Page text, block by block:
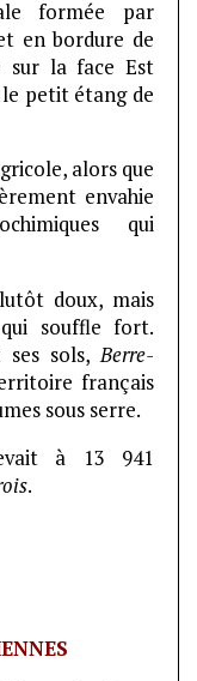
formée par
en bordure de
sur la face Est
le petit étang de
alors que
envahie
qui
doux, mais
souffle fort.
ses sols,Berre-
français
sous serre.
à 13 941
.